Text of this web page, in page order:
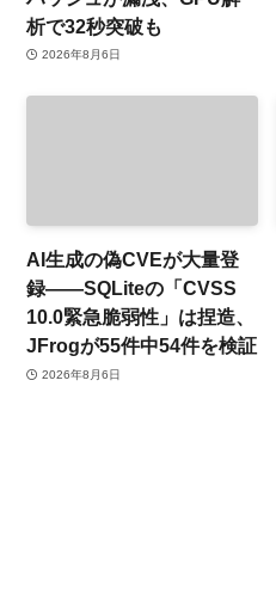
析で32秒突破も
2026年8月6日
AI生成の偽CVEが大量登
録——SQLiteの「CVSS
10.0緊急脆弱性」は捏造、
JFrogが55件中54件を検証
2026年8月6日